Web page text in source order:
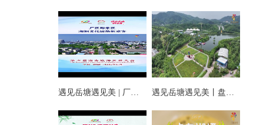
遇见岳塘遇见美 | 厂区即景区，湘钢文化园焕新迎客！ 遇见岳塘遇见美丨盘龙大观园提质焕新迎八方客